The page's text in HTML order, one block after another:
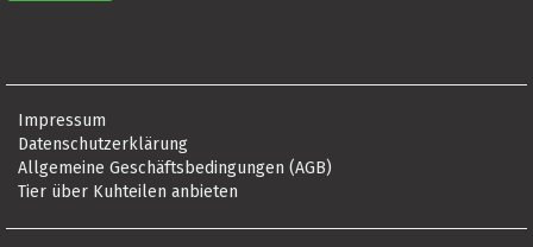
Impressum
Datenschutzerklärung
Allgemeine Geschäftsbedingungen (AGB)
Tier über Kuhteilen anbieten